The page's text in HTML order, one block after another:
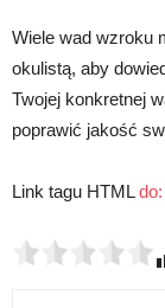
Wiele wad wzroku
okulistą, aby
Twojej konkretnej
poprawić jakość
Link tagu HTMLdo: